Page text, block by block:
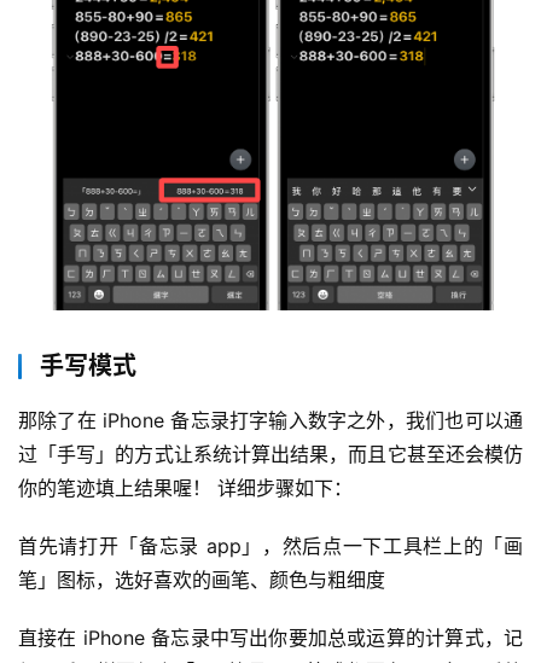
手写模式
那除了在 iPhone 备忘录打字输入数字之外，我们也可以通
过「手写」的方式让系统计算出结果，而且它甚至还会模仿
你的笔迹填上结果喔！ 详细步骤如下：
首先请打开「备忘录 app」，然后点一下工具栏上的「画
笔」图标，选好喜欢的画笔、颜色与粗细度
直接在 iPhone 备忘录中写出你要加总或运算的计算式，记